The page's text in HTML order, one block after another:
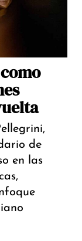
de
en las